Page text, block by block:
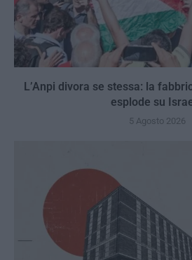
L’Anpi divora se stessa: la
esplode su
5 Agosto 2026